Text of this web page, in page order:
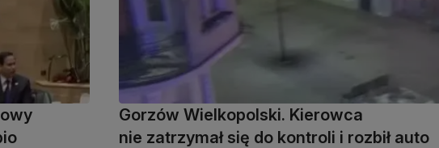
Gorzów Wielkopolski. Kierowca
nie zatrzymał się do kontroli i rozbił auto